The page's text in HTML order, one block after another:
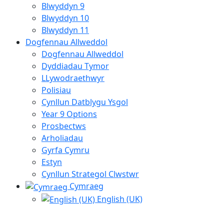
Blwyddyn 9
Blwyddyn 10
Blwyddyn 11
Dogfennau Allweddol
Dogfennau Allweddol
Dyddiadau Tymor
LLywodraethwyr
Polisiau
Cynllun Datblygu Ysgol
Year 9 Options
Prosbectws
Arholiadau
Gyrfa Cymru
Estyn
Cynllun Strategol Clwstwr
Cymraeg
English (UK)